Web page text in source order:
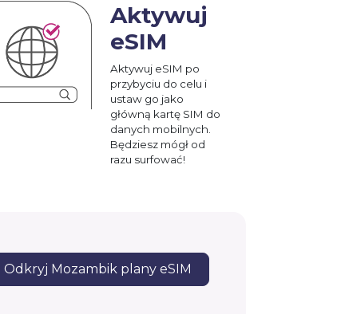
Aktywuj
eSIM
Aktywuj eSIM po
przybyciu do celu i
ustaw go jako
główną kartę SIM do
danych mobilnych.
Będziesz mógł od
razu surfować!
Odkryj Mozambik plany eSIM